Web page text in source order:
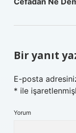
Bir yanıt
E-posta
* ile
Yorum